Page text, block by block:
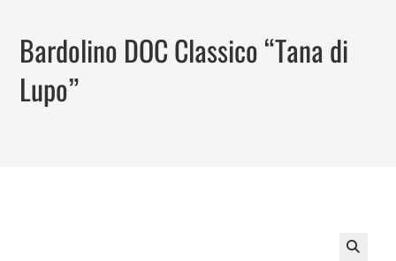
contenuto
Bardolino DOC Classico “Tana di
Lupo”